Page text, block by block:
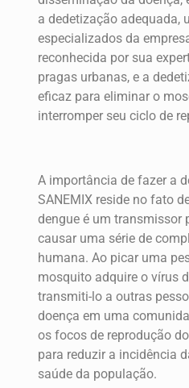
a dedetização adequada,
especializados da
reconhecida por sua
pragas urbanas, e a
eficaz para eliminar o
interromper seu ciclo de
A importância de fazer a
SANEMIX reside no fato
dengue é um transmissor
causar uma série de
humana. Ao picar uma
mosquito adquire o vírus
transmiti-lo a outras
doença em uma
os focos de reprodução
para reduzir a incidência
saúde da população.